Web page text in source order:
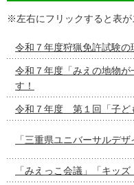
※左右にフリックすると表が
令和７年度狩猟免許試験
令和７年度「みえの地物
す！
令和７年度 第１回「子ど
「三重県ユニバーサルデ
「みえっこ会議」「キッ